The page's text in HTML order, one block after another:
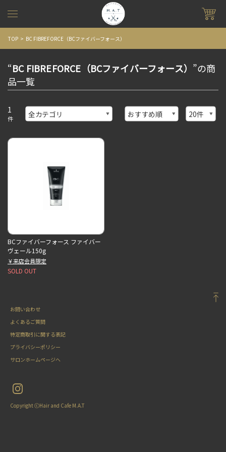
TOP BC FIBREFORCE（BCファイバーフォース）
“BC FIBREFORCE（BCファイバーフォース） ”の商
品一覧
1
件
BCファイバーフォース ファイバー
ヴェール150g
￥来店会員限定
SOLD OUT
お問い合わせ
よくあるご質問
特定商取引に関する表記
プライバシーポリシー
サロンホームページへ
Copyright ⓒHair and Cafe M.A.T